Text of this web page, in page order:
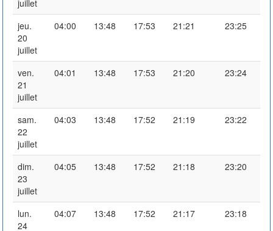
juillet
jeu.
20
juillet
04:00 13:48 17:53 21:21 23:25
ven.
21
juillet
04:01 13:48 17:53 21:20 23:24
sam.
22
juillet
04:03 13:48 17:52 21:19 23:22
dim.
23
juillet
04:05 13:48 17:52 21:18 23:20
lun.
24
04:07 13:48 17:52 21:17 23:18